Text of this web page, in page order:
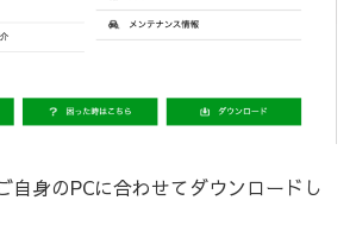
自身のPCに合わせてダウンロードし